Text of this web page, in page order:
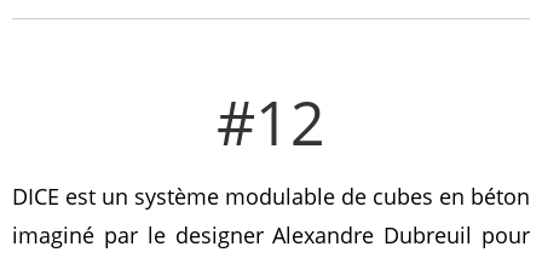
#12
DICE est un système modulable de cubes en béton
imaginé par le designer Alexandre Dubreuil pour